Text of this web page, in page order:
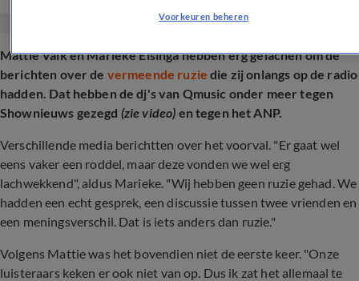
Mattie Valk en Marieke Elsinga hebben erg gelachen om de
berichten over de vermeende ruzie die zij onlangs op de radio
hadden. Dat hebben de dj's van Qmusic onder meer tegen
Shownieuws gezegd (zie video) en tegen het ANP.
Verschillende media berichtten over het voorval. "Er gaat wel
eens vaker een roddel, maar deze vonden we wel erg
lachwekkend", aldus Marieke. "Wij hebben geen ruzie gehad. We
hadden een echt gesprek, een discussie tussen twee vrienden en
een meningsverschil. Dat is iets anders dan ruzie."
Volgens Mattie was het bovendien niet de eerste keer. "Onze
luisteraars keken er ook niet van op. Dus ik zat het allemaal te
Voorkeuren beheren